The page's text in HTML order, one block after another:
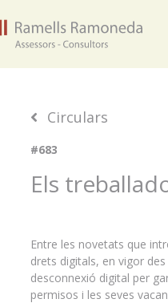
Circulars
#683
Els
Entre les novetats que
drets digitals, en vigor
desconnexió digital per
permisos i les seves